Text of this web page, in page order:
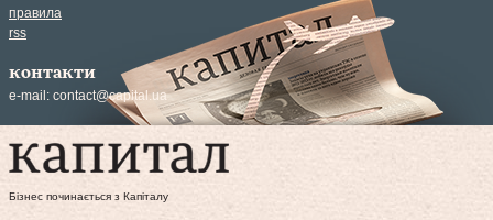
правила
rss
контакти
e-mail: contact@capital.ua
Бізнес починається з Капіталу